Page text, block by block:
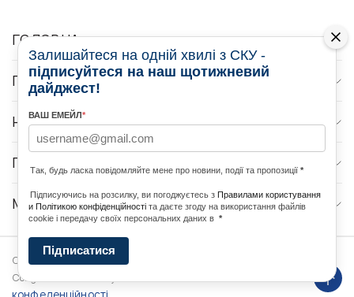
ГОЛОВНА
ПРО НАС
НОВИНИ
ПРОГРАМИ
МЕДІА КОНТАКТИ
Copyright © 2026 Ukrainian World
Congress. Powered by
Залишайтеся на одній хвилі з СКУ -
підписуйтеся на наш щотижневий
дайджест!
ВАШ ЕМЕЙЛ*
Так, будь ласка повідомляйте мене про новини, події та пропозиції *
Підписуючись на розсилку, ви погоджуєтесь з Правилами користування
и Політикою конфіденційності та даєте згоду на використання файлів
cookie і передачу своїх персональних даних в *
Підписатися